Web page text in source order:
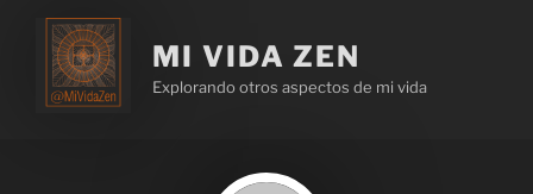
MI VIDA ZEN
Explorando otros aspectos de mi vida